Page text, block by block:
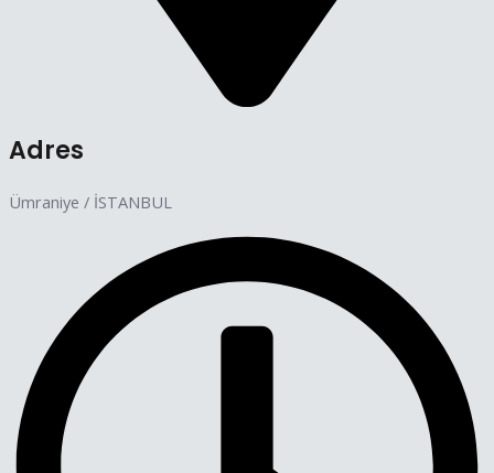
Adres
Ümraniye / İSTANBUL